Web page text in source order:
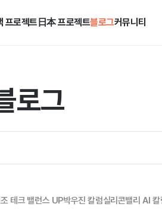
프로젝트 日本 프로젝트블로그커뮤니티
로그
테크 밸런스 UP박우진 칼럼실리콘밸리 AI 칼